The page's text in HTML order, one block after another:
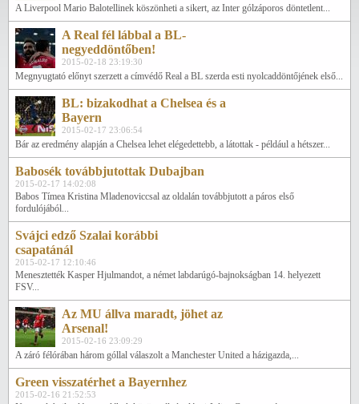
A Liverpool Mario Balotellinek köszönheti a sikert, az Inter gólzáporos döntetlent...
A Real fél lábbal a BL-
negyeddöntőben!
2015-02-18 23:19:30
Megnyugtató előnyt szerzett a címvédő Real a BL szerda esti nyolcaddöntőjének első...
BL: bizakodhat a Chelsea és a
Bayern
2015-02-17 23:06:54
Bár az eredmény alapján a Chelsea lehet elégedettebb, a látottak - például a hétszer...
Babosék továbbjutottak Dubajban
2015-02-17 14:02:08
Babos Tímea Kristina Mladenoviccsal az oldalán továbbjutott a páros első
fordulójából...
Svájci edző Szalai korábbi
csapatánál
2015-02-17 12:10:46
Menesztették Kasper Hjulmandot, a német labdarúgó-bajnokságban 14. helyezett
FSV...
Az MU állva maradt, jöhet az
Arsenal!
2015-02-16 23:09:29
A záró félórában három góllal válaszolt a Manchester United a házigazda,...
Green visszatérhet a Bayernhez
2015-02-16 21:52:53